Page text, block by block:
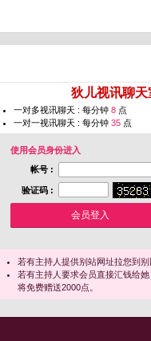
狄儿视讯聊天
一对多视讯聊天 : 每分钟 8 点
一对一视讯聊天 : 每分钟 35 点
使用会员身份进入
帐号 :
验证码 :
若有主持人提供别站网址拉您到
若有主持人要求会员直接汇钱给
将免费赠送2000点。